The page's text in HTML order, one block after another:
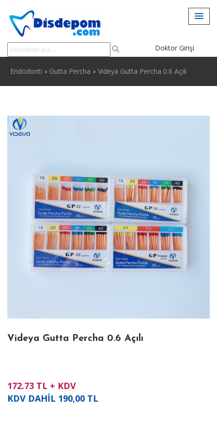
Doktor Girişi
Endodonti » Gutta Percha » Videya Gutta Percha 0.6 Açılı
Videya Gutta Percha 0.6 Açılı
172.73 TL + KDV
KDV DAHİL 190,00 TL